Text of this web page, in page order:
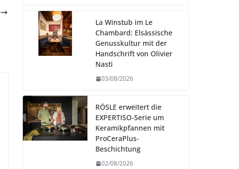
La Winstub im Le
Chambard: Elsässische
Genusskultur mit der
Handschrift von Olivier
Nasti
03/08/2026
RÖSLE erweitert die
EXPERTISO-Serie um
Keramikpfannen mit
ProCeraPlus-
Beschichtung
02/08/2026